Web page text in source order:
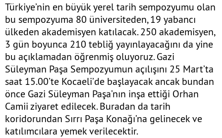
Türkiye’nin en büyük yerel tarih sempozyumu olan
bu sempozyuma 80 üniversiteden, 19 yabancı
ülkeden akademisyen katılacak. 250 akademisyen,
3 gün boyunca 210 tebliğ yayınlayacağını da yine
bu açıklamadan öğrenmiş oluyoruz. Gazi
Süleyman Paşa Sempozyumun açılışını 25 Mart’ta
saat 15.00’te Kocaeli’de başlayacak ancak bundan
önce Gazi Süleyman Paşa’nın inşa ettiği Orhan
Camii ziyaret edilecek. Buradan da tarih
koridorundan Sırrı Paşa Konağı’na gelinecek ve
katılımcılara yemek verilecektir.